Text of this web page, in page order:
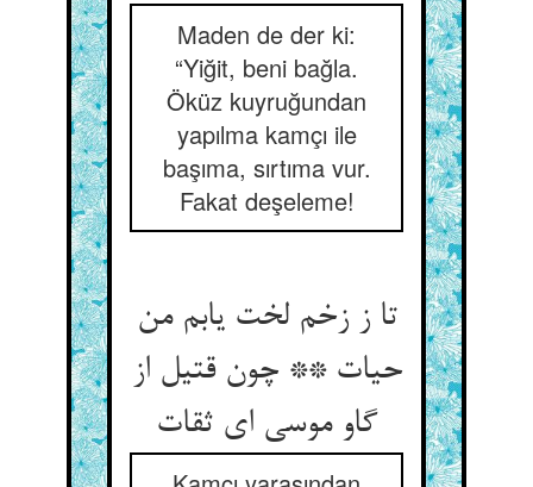
Maden de der ki:
“Yiğit, beni bağla.
Öküz kuyruğundan
yapılma kamçı ile
başıma, sırtıma vur.
Fakat deşeleme!
تا ز زخم لخت یابم من
حیات ** چون قتیل از
گاو موسی ای ثقات‏